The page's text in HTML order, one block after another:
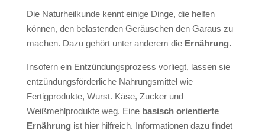
Die Naturheilkunde kennt einige Dinge, die helfen
können, den belastenden Geräuschen den Garaus zu
machen. Dazu gehört unter anderem die Ernährung.
Insofern ein Entzündungsprozess vorliegt, lassen sie
entzündungsförderliche Nahrungsmittel wie
Fertigprodukte, Wurst. Käse, Zucker und
Weißmehlprodukte weg. Eine basisch orientierte
Ernährung ist hier hilfreich. Informationen dazu findet